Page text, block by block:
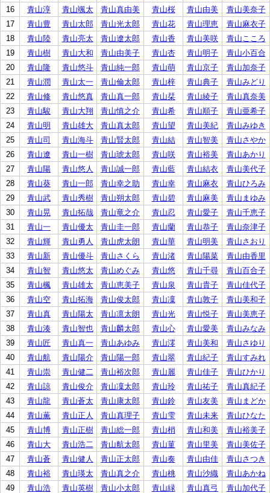
16
青山淳 青山颯太 青山真由美 青山桜 青山由美
青山美奈子
17
青山豊 青山太郎 青山光太郎 青山花 青山理恵
青山麻衣子
18
青山陸 青山亮太 青山遼太郎 青山香 青山美咲
青山こころ
19
青山樹 青山大和 青山由美子 青山杏 青山明子
青山小百合
20
青山隆 青山悠斗 青山純一郎 青山萌 青山京子
青山加奈子
21
青山潤 青山太一 青山倫太郎 青山梓 青山典子
青山みどり
22
青山修 青山悠真 青山真一郎 青山栞 青山綾子
青山真奈美
23
青山駿 青山大翔 青山慎之介 青山希 青山順子
青山亜希子
24
青山明 青山雄大 青山真太郎 青山望 青山美紀
青山みゆき
25
青山司 青山海斗 青山賢太郎 青山結 青山智美
青山さやか
26
青山遼 青山一樹 青山琥太郎 青山咲 青山裕美
青山あかり
27
青山陽 青山悠人 青山誠一郎 青山藍 青山結衣
青山美代子
28
青山葵 青山一郎 青山幸之助 青山幸 青山麻衣
青山ひろみ
29
青山武 青山秀樹 青山朔太郎 青山碧 青山麻美
青山まゆみ
30
青山晃 青山拓哉 青山竜之介 青山忍 青山愛子
青山千恵子
31
青山一 青山優太 青山圭一郎 青山蘭 青山恭子
青山奈津子
32
青山輝 青山勇人 青山虎太朗 青山華 青山明美
青山さおり
33
青山新 青山優斗 青山さくら 青山渚 青山陽菜
青山由香里
34
青山智 青山悠太 青山めぐみ 青山悠 青山千尋
青山百合子
35
青山楓 青山雄太 青山恵美子 青山泉 青山貴子
青山佳代子
36
青山空 青山拓海 青山俊太郎 青山凜 青山敦子
青山美和子
37
青山真 青山陽太 青山凛太朗 青山光 青山悦子
青山美恵子
38
青山湊 青山智也 青山麟太郎 青山心 青山愛美
青山みなみ
39
青山匠 青山真一 青山あゆみ 青山澪 青山美和
青山さゆり
40
青山航 青山陽介 青山陽一郎 青山翠 青山紀子
青山すみれ
41
青山崇 青山健二 青山裕次郎 青山麗 青山佳子
青山ひかり
42
青山諒 青山俊介 青山凜太郎 青山玲 青山祐子
青山真紀子
43
青山龍 青山蒼太 青山康太郎 青山鈴 青山友美
青山まどか
44
青山薫 青山正人 青山真理子 青山雫 青山未来
青山ひなた
45
青山博 青山正樹 青山総一郎 青山梢 青山和美
青山裕美子
46
青山大 青山浩二 青山航太郎 青山菫 青山里美
青山美佐子
47
青山蒼 青山健人 青山正太郎 青山奏 青山由佳
青山さつき
48
青山裕 青山瑛太 青山真之介 青山桃 青山沙織
青山あかね
49
青山浩 青山英樹 青山小太郎 青山緑 青山真弓
青山加代子